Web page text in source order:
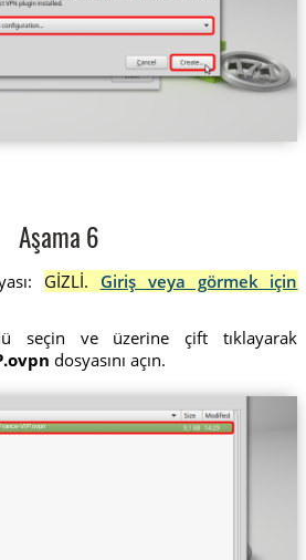
Aşama 6
GİZLİ. Giriş veya görmek için
seçin ve üzerine çift tıklayarak
dosyasını açın.
VIP.ovpn